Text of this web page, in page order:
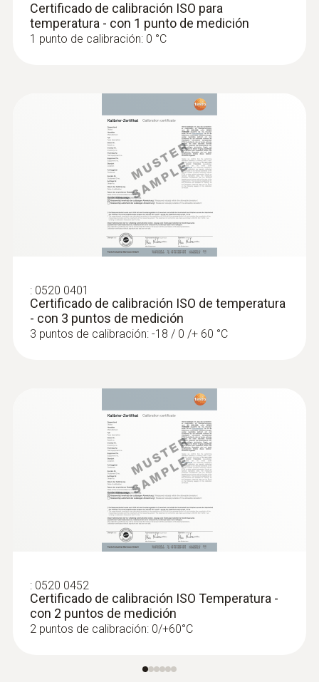
Certificado de calibración ISO para
temperatura - con 1 punto de medición
1 punto de calibración: 0 °C
: 0520 0401
Certificado de calibración ISO de temperatura
- con 3 puntos de medición
3 puntos de calibración: -18 / 0 /+ 60 °C
: 0520 0452
Certificado de calibración ISO Temperatura -
con 2 puntos de medición
2 puntos de calibración: 0/+60°C